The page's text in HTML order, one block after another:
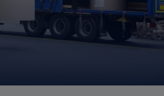
для выполнения
рулонов бумаги, средств
при комбинированной
это возможным.